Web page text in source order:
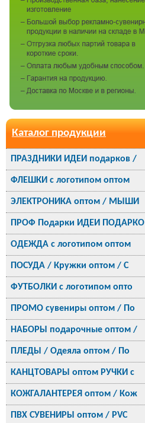
Каталог продукции
ПРАЗДНИКИ ИДЕИ подарков /
ФЛЕШКИ с логотипом оптом
ЭЛЕКТРОНИКА оптом / МЫШИ
ПРОФ Подарки ИДЕИ ПОДАРКО
ОДЕЖДА с логотипом оптом
ПОСУДА / Кружки оптом / С
ФУТБОЛКИ с логотипом опто
ПРОМО сувениры оптом / По
НАБОРЫ подарочные оптом /
ПЛЕДЫ / Одеяла оптом / По
КАНЦТОВАРЫ оптом РУЧКИ с
КОЖГАЛАНТЕРЕЯ оптом / Кож
ПВХ СУВЕНИРЫ оптом / PVC